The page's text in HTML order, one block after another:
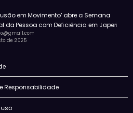
em Movimento’ abre a Semana
da Pessoa com Deficiência em Japeri
de 2025
Responsabilidade